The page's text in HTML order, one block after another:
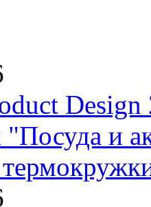
Design
"Посуда и